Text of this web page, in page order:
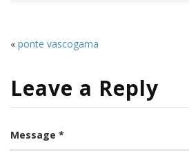
« ponte vascogama
Leave a Reply
Message *